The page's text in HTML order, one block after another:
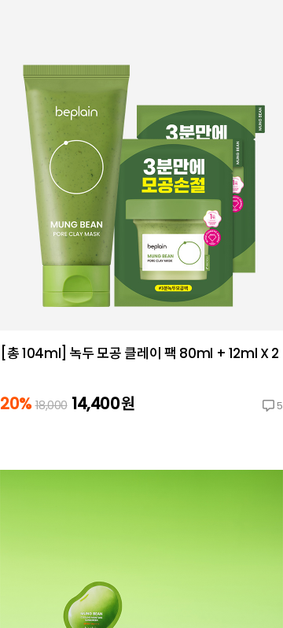
[총 104ml] 녹두 모공 클레이 팩 80ml + 12ml X 2
20% 18,000 14,400원 5